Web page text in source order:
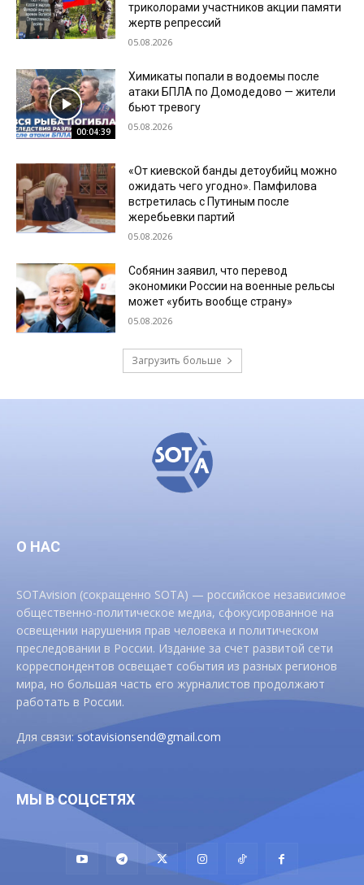
триколорами участников акции памяти
жертв репрессий
05.08.2026
00:04:39
Химикаты попали в водоемы после
атаки БПЛА по Домодедово — жители
бьют тревогу
05.08.2026
«От киевской банды детоубийц можно
ожидать чего угодно». Памфилова
встретилась с Путиным после
жеребьевки партий
05.08.2026
Собянин заявил, что перевод
экономики России на военные рельсы
может «убить вообще страну»
05.08.2026
Загрузить больше
О НАС
SOTAvision (сокращенно SOTA) — российское независимое
общественно-политическое медиа, сфокусированное на
освещении нарушения прав человека и политическом
преследовании в России. Издание за счет развитой сети
корреспондентов освещает события из разных регионов
мира, но большая часть его журналистов продолжают
работать в России.
Для связи:sotavisionsend@gmail.com
МЫ В СОЦСЕТЯХ